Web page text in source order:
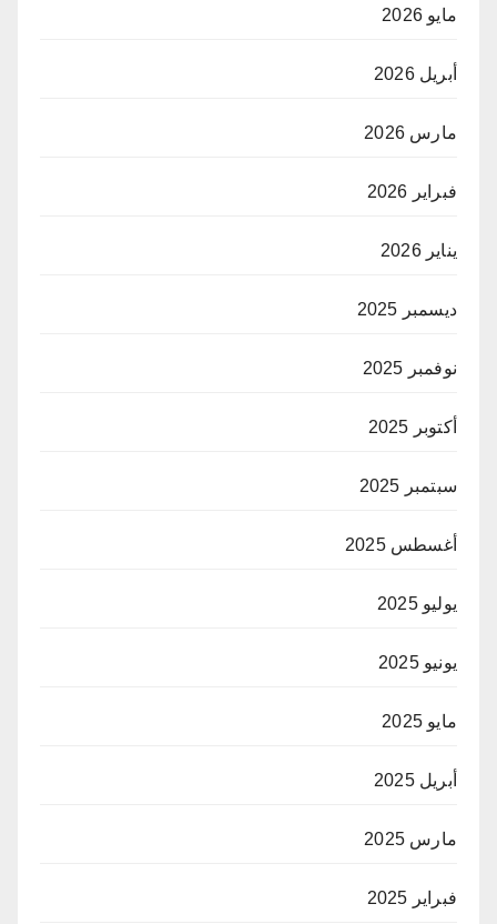
مايو 2026
أبريل 2026
مارس 2026
فبراير 2026
يناير 2026
ديسمبر 2025
نوفمبر 2025
أكتوبر 2025
سبتمبر 2025
أغسطس 2025
يوليو 2025
يونيو 2025
مايو 2025
أبريل 2025
مارس 2025
فبراير 2025